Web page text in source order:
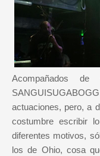
Acompañados de
actuaciones, pero, a
costumbre escribir
diferentes motivos,
los de Ohio, cosa